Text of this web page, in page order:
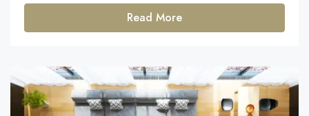
Read More